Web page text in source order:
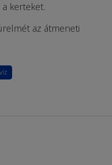
kerteket.
az átmeneti